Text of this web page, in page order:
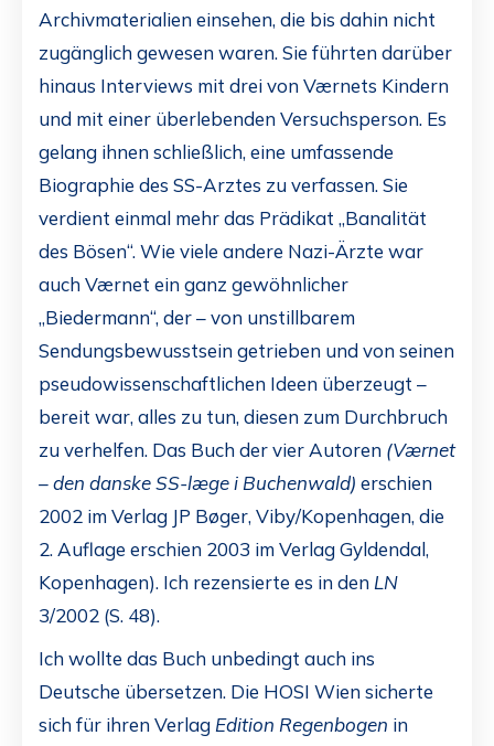
Archivmaterialien einsehen, die bis dahin nicht
zugänglich gewesen waren. Sie führten darüber
hinaus Interviews mit drei von Værnets Kindern
und mit einer überlebenden Versuchsperson. Es
gelang ihnen schließlich, eine umfassende
Biographie des SS-Arztes zu verfassen. Sie
verdient einmal mehr das Prädikat „Banalität
des Bösen“. Wie viele andere Nazi-Ärzte war
auch Værnet ein ganz gewöhnlicher
„Biedermann“, der – von unstillbarem
Sendungsbewusstsein getrieben und von seinen
pseudowissenschaftlichen Ideen überzeugt –
bereit war, alles zu tun, diesen zum Durchbruch
zu verhelfen. Das Buch der vier Autoren (Værnet
– den danske SS-læge i Buchenwald) erschien
2002 im Verlag JP Bøger, Viby/Kopenhagen, die
2. Auflage erschien 2003 im Verlag Gyldendal,
Kopenhagen). Ich rezensierte es in denLN
3/2002 (S. 48).
Ich wollte das Buch unbedingt auch ins
Deutsche übersetzen. Die HOSI Wien sicherte
sich für ihren Verlag Edition Regenbogen in